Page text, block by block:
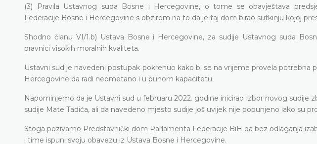
(3) Pravila Ustavnog suda Bosne i Hercegovine, o tome se obavještava
Federacije Bosne i Hercegovine s obzirom na to da je taj dom birao sutkinju kojoj
Shodno članu VI/1.b) Ustava Bosne i Hercegovine, za sudije Ustavnog suda
pravnici visokih moralnih kvaliteta.
Ustavni sud je navedeni postupak pokrenuo kako bi se na vrijeme provela potrebna
Hercegovine da radi neometano i u punom kapacitetu.
Napominjemo da je Ustavni sud u februaru 2022. godine inicirao izbor novog sudije
sudije Mate Tadića, ali da navedeno mjesto sudije još uvijek nije popunjeno iako su
Stoga pozivamo Predstavnički dom Parlamenta Federacije BiH da bez odlaganja
i time ispuni svoju obavezu iz Ustava Bosne i Hercegovine.